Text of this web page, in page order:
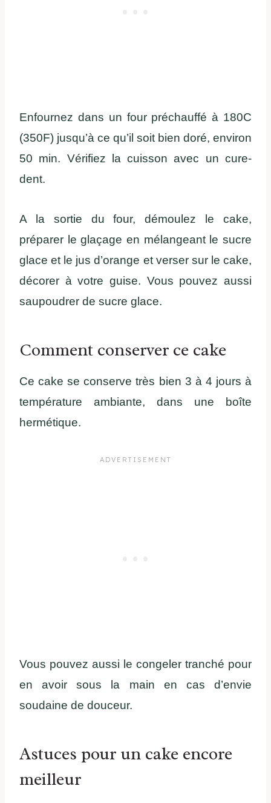
Enfournez dans un four préchauffé à 180C
(350F) jusqu’à ce qu’il soit bien doré, environ
50 min. Vérifiez la cuisson avec un cure-
dent.
A la sortie du four, démoulez le cake,
préparer le glaçage en mélangeant le sucre
glace et le jus d’orange et verser sur le cake,
décorer à votre guise. Vous pouvez aussi
saupoudrer de sucre glace.
Comment conserver ce cake
Ce cake se conserve très bien 3 à 4 jours à
température ambiante, dans une boîte
hermétique.
Vous pouvez aussi le congeler tranché pour
en avoir sous la main en cas d’envie
soudaine de douceur.
Astuces pour un cake encore
meilleur